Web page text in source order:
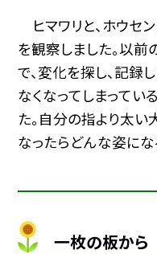
ヒマワリと、ホウセ
を観察しました。以
で、変化を探し、記録
なくなってしまってい
た。自分の指より太い
なったらどんな姿にな
一枚の板から